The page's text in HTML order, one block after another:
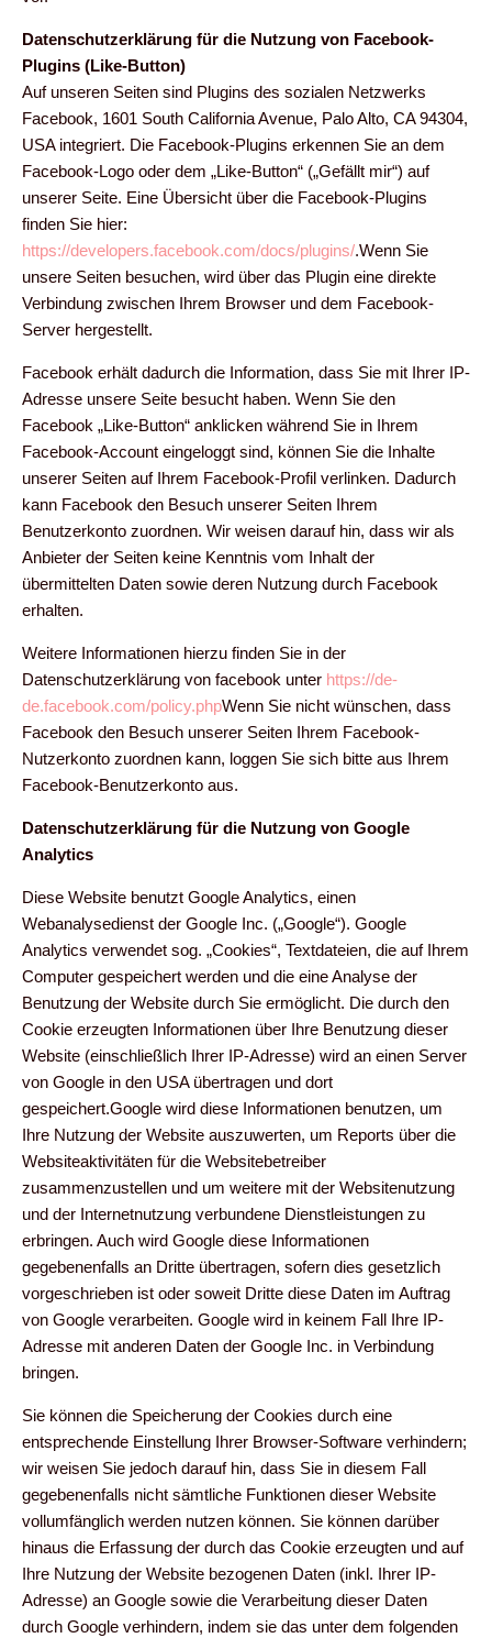
Datenschutzerklärung für die Nutzung von Facebook-
Plugins (Like-Button)
Auf unseren Seiten sind Plugins des sozialen Netzwerks
Facebook, 1601 South California Avenue, Palo Alto, CA 94304,
USA integriert. Die Facebook-Plugins erkennen Sie an dem
Facebook-Logo oder dem „Like-Button“ („Gefällt mir“) auf
unserer Seite. Eine Übersicht über die Facebook-Plugins
finden Sie hier:
https://developers.facebook.com/docs/plugins/.Wenn Sie
unsere Seiten besuchen, wird über das Plugin eine direkte
Verbindung zwischen Ihrem Browser und dem Facebook-
Server hergestellt.
Facebook erhält dadurch die Information, dass Sie mit Ihrer IP-
Adresse unsere Seite besucht haben. Wenn Sie den
Facebook „Like-Button“ anklicken während Sie in Ihrem
Facebook-Account eingeloggt sind, können Sie die Inhalte
unserer Seiten auf Ihrem Facebook-Profil verlinken. Dadurch
kann Facebook den Besuch unserer Seiten Ihrem
Benutzerkonto zuordnen. Wir weisen darauf hin, dass wir als
Anbieter der Seiten keine Kenntnis vom Inhalt der
übermittelten Daten sowie deren Nutzung durch Facebook
erhalten.
Weitere Informationen hierzu finden Sie in der
Datenschutzerklärung von facebook unter https://de-
de.facebook.com/policy.phpWenn Sie nicht wünschen, dass
Facebook den Besuch unserer Seiten Ihrem Facebook-
Nutzerkonto zuordnen kann, loggen Sie sich bitte aus Ihrem
Facebook-Benutzerkonto aus.
Datenschutzerklärung für die Nutzung von Google
Analytics
Diese Website benutzt Google Analytics, einen
Webanalysedienst der Google Inc. („Google“). Google
Analytics verwendet sog. „Cookies“, Textdateien, die auf Ihrem
Computer gespeichert werden und die eine Analyse der
Benutzung der Website durch Sie ermöglicht. Die durch den
Cookie erzeugten Informationen über Ihre Benutzung dieser
Website (einschließlich Ihrer IP-Adresse) wird an einen Server
von Google in den USA übertragen und dort
gespeichert.Google wird diese Informationen benutzen, um
Ihre Nutzung der Website auszuwerten, um Reports über die
Websiteaktivitäten für die Websitebetreiber
zusammenzustellen und um weitere mit der Websitenutzung
und der Internetnutzung verbundene Dienstleistungen zu
erbringen. Auch wird Google diese Informationen
gegebenenfalls an Dritte übertragen, sofern dies gesetzlich
vorgeschrieben ist oder soweit Dritte diese Daten im Auftrag
von Google verarbeiten. Google wird in keinem Fall Ihre IP-
Adresse mit anderen Daten der Google Inc. in Verbindung
bringen.
Sie können die Speicherung der Cookies durch eine
entsprechende Einstellung Ihrer Browser-Software verhindern;
wir weisen Sie jedoch darauf hin, dass Sie in diesem Fall
gegebenenfalls nicht sämtliche Funktionen dieser Website
vollumfänglich werden nutzen können. Sie können darüber
hinaus die Erfassung der durch das Cookie erzeugten und auf
Ihre Nutzung der Website bezogenen Daten (inkl. Ihrer IP-
Adresse) an Google sowie die Verarbeitung dieser Daten
durch Google verhindern, indem sie das unter dem folgenden